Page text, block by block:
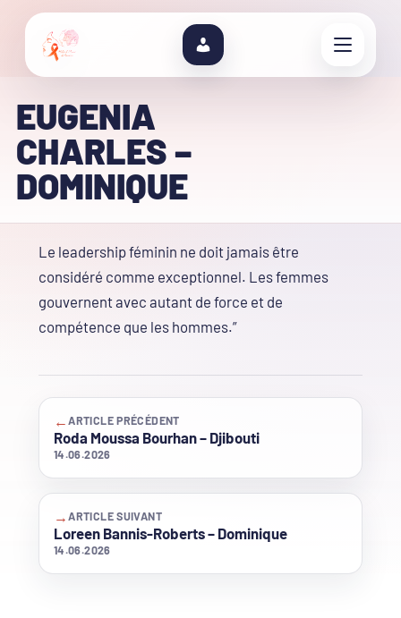
EUGENIA
CHARLES –
DOMINIQUE
Le leadership féminin ne doit jamais être
considéré comme exceptionnel. Les femmes
gouvernent avec autant de force et de
compétence que les hommes.”
←ARTICLE PRÉCÉDENT
Roda Moussa Bourhan – Djibouti
14.06.2026
→ARTICLE SUIVANT
Loreen Bannis-Roberts – Dominique
14.06.2026